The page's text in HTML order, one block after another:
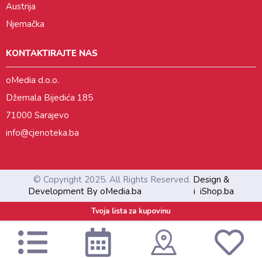
Austrija
Njemačka
KONTAKTIRAJTE NAS
oMedia d.o.o.
Džemala Bijedića 185
71000 Sarajevo
info@cjenoteka.ba
© Copyright 2025. All Rights Reserved. Design &
Development By oMedia.ba
i iShop.ba
Tvoja lista za kupovinu